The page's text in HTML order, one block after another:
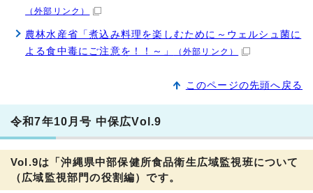
（外部リンク）
農林水産省「煮込み料理を楽しむために～ウェルシュ菌に
よる食中毒にご注意を！！～」
（外部リンク）
このページの先頭へ戻る
令和7年10月号 中保広Vol.9
Vol.9は「沖縄県中部保健所食品衛生広域監視班について
（広域監視部門の役割編）です。